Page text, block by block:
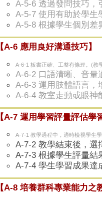
A-5-6 透過發問技巧，
A-5-7 使用有助於學生
A-5-8 根據學生個別差
【A-6 應用良好溝通技巧】
A-6-1 板書正確、工整有條理。(教
A-6-2 口語清晰、音量
A-6-3 運用肢體語言，
A-6-4 教室走動或眼神
【A-7 運用學習評量評估學
A-7-1 教學過程中，適時檢視學生
A-7-2 教學結束後，選
A-7-3 根據學生評量結
A-7-4 學生學習成果達
【A-8 培養群科專業能力之